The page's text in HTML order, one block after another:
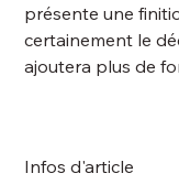
présente une
certainement le
ajoutera plus de
Infos d'article